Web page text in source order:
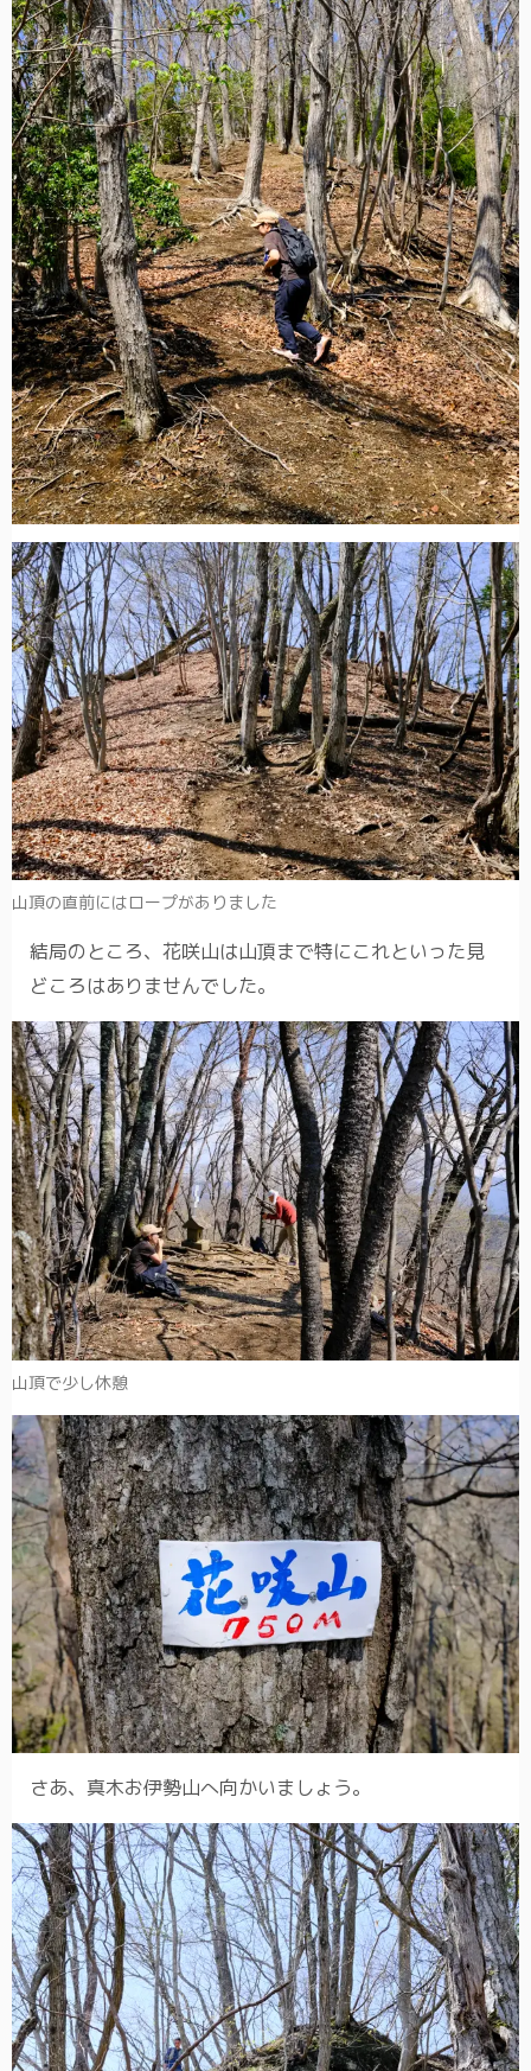
山頂の直前にはロープがありました
結局のところ、花咲山は山頂まで特にこれといった見
どころはありませんでした。
山頂で少し休憩
さあ、真木お伊勢山へ向かいましょう。